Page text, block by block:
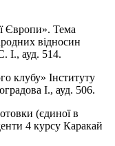
Європи». Тема
відносин
І., ауд. 514.
клубу» Інституту
І., ауд. 506.
(єдиної в
4 курсу Каракай